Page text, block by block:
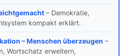
– Demokratie,
kompakt erklärt.
– Menschen überzeugen –
Wortschatz erweitern,